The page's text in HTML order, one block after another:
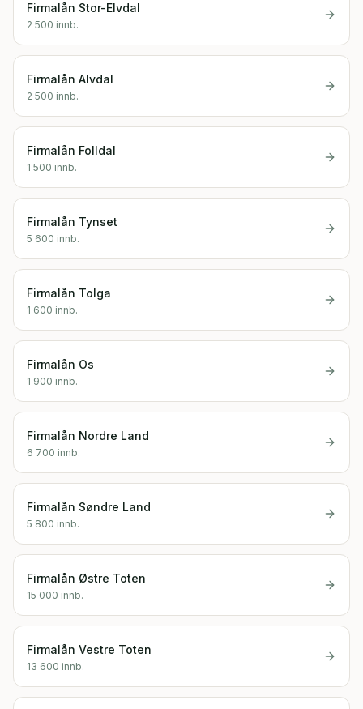
Firmalån Stor-Elvdal
2 500 innb.
Firmalån Alvdal
2 500 innb.
Firmalån Folldal
1 500 innb.
Firmalån Tynset
5 600 innb.
Firmalån Tolga
1 600 innb.
Firmalån Os
1 900 innb.
Firmalån Nordre Land
6 700 innb.
Firmalån Søndre Land
5 800 innb.
Firmalån Østre Toten
15 000 innb.
Firmalån Vestre Toten
13 600 innb.